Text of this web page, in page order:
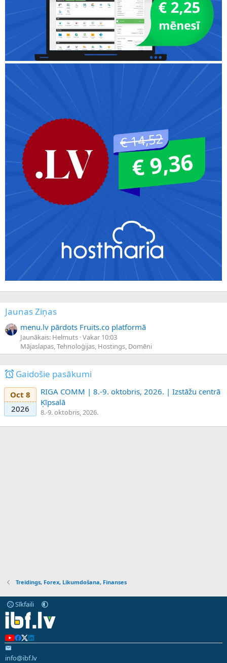
Jaunas Ziņas
menu.lv pārdots Fruits.co platformā
Jaunākais: Helmuts Vakar 10:03
Mājaslapas, Tehnoloģijas, Hostings, Domēni
Gaidošie pasākumi
Oct 8
2026
RIGA COMM | 8.-9. oktobris, 2026. | Izstāžu centrā
Ķīpsalā
8.-9. oktobris, 2026.
Treidings, Forex, Likumdošana, Finanses
Sīkfaili
info@ibf.lv